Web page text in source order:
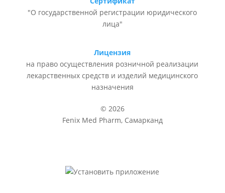
"О государственной регистрации юридического
лица"
Лицензия
на право осуществления розничной реализации
лекарственных средств и изделий медицинского
назначения
© 2026
Fenix Med Pharm, Самарканд